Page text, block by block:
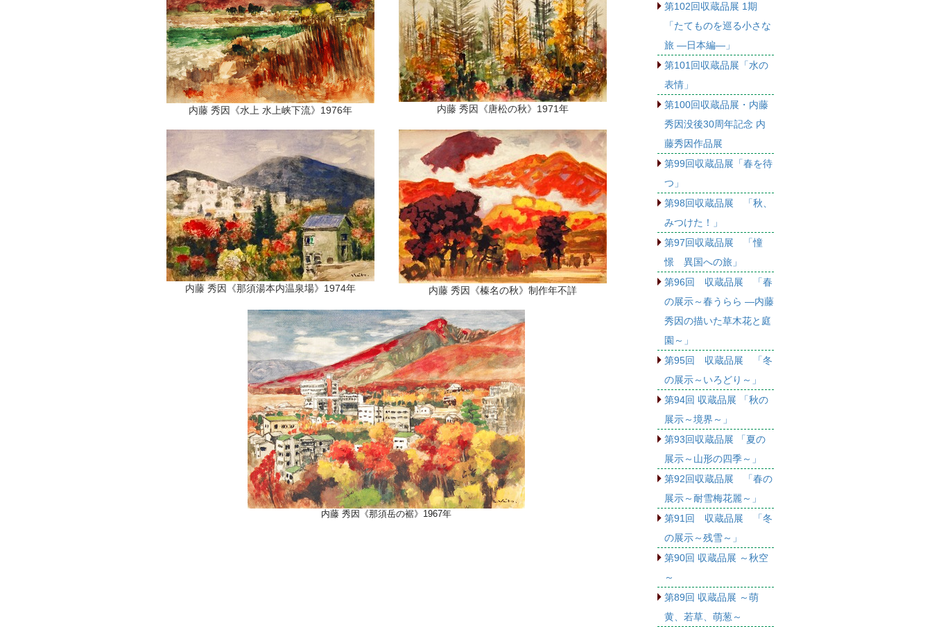
内藤 秀因《水上 水上峡下流》1976年 内藤 秀因《唐松の秋》1971年
内藤 秀因《那須湯本内温泉場》1974年 内藤 秀因《榛名の秋》制作年不詳
内藤 秀因《那須岳の裾》1967年
第102回収蔵品展 1期
「たてものを巡る小さな
旅 ―日本編―」
第101回収蔵品展「水の
表情」
第100回収蔵品展・内藤
秀因没後30周年記念 内
藤秀因作品展
第99回収蔵品展「春を待
つ」
第98回収蔵品展 「秋、
みつけた！」
第97回収蔵品展 「憧
憬 異国への旅」
第96回 収蔵品展 「春
の展示～春うらら ―内藤
秀因の描いた草木花と庭
園～」
第95回 収蔵品展 「冬
の展示～いろどり～」
第94回 収蔵品展 「秋の
展示～境界～」
第93回収蔵品展 「夏の
展示～山形の四季～」
第92回収蔵品展 「春の
展示～耐雪梅花麗～」
第91回 収蔵品展 「冬
の展示～残雪～」
第90回 収蔵品展 ～秋空
～
第89回 収蔵品展 ～萌
黄、若草、萌葱～